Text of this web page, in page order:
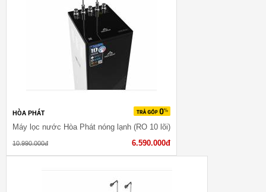
HÒA PHÁT
Máy lọc nước Hòa Phát nóng lạnh (RO 10 lõi)
10.990.000đ 6.590.000đ